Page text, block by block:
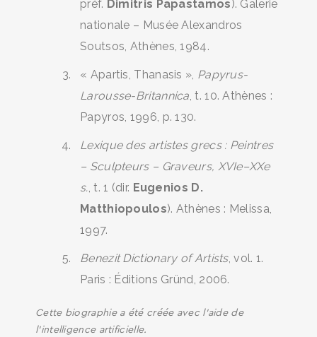
préf. Dimitris Papastamos). Galerie
nationale – Musée Alexandros
Soutsos, Athènes, 1984.
« Apartis, Thanasis », Papyrus-
Larousse-Britannica, t. 10. Athènes :
Papyros, 1996, p. 130.
Lexique des artistes grecs : Peintres
– Sculpteurs – Graveurs, XVIe–XXe
s., t. 1 (dir. Eugenios D.
Matthiopoulos). Athènes : Melissa,
1997.
Benezit Dictionary of Artists, vol. 1.
Paris : Éditions Gründ, 2006.
Cette biographie a été créée avec l’aide de
l’intelligence artificielle.